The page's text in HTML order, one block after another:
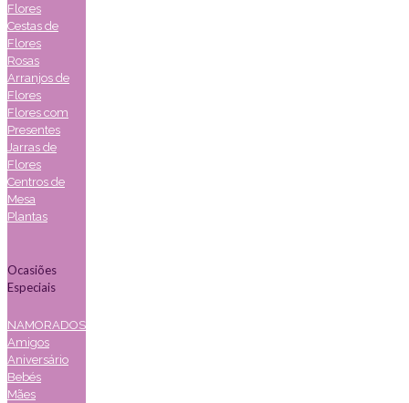
Flores
Cestas de
Flores
Rosas
Arranjos de
Flores
Flores com
Presentes
Jarras de
Flores
Centros de
Mesa
Plantas
Ocasiões
Especiais
NAMORADOS
Amigos
Aniversário
Bebés
Mães